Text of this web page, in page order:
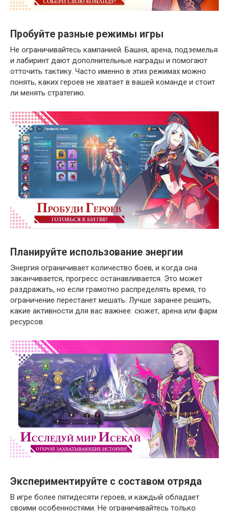
Пробуйте разные режимы игры
Не ограничивайтесь кампанией. Башня, арена, подземелья
и лабиринт дают дополнительные награды и помогают
отточить тактику. Часто именно в этих режимах можно
понять, каких героев не хватает в вашей команде и стоит
ли менять стратегию.
Планируйте использование энергии
Энергия ограничивает количество боев, и когда она
заканчивается, прогресс останавливается. Это может
раздражать, но если грамотно распределять время, то
ограничение перестанет мешать. Лучше заранее решить,
какие активности для вас важнее: сюжет, арена или фарм
ресурсов.
Экспериментируйте с составом отряда
В игре более пятидесяти героев, и каждый обладает
своими особенностями. Не ограничивайтесь только